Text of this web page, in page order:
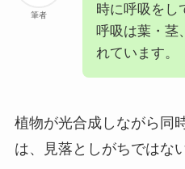
筆者
時に呼吸をし
呼吸は葉・茎
れています。
植物が光合成しながら同
は、見落としがちではな